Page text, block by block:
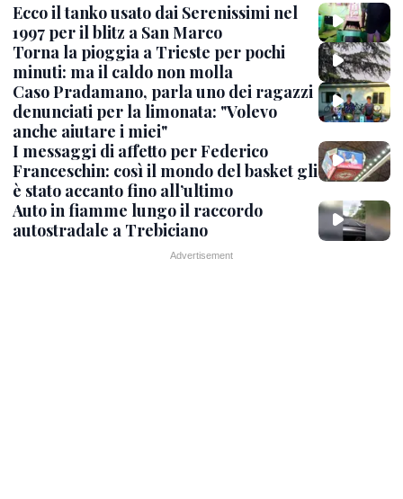
Ecco il tanko usato dai Serenissimi nel
1997 per il blitz a San Marco
Torna la pioggia a Trieste per pochi
minuti: ma il caldo non molla
Caso Pradamano, parla uno dei ragazzi
denunciati per la limonata: "Volevo
anche aiutare i miei"
I messaggi di affetto per Federico
Franceschin: così il mondo del basket gli
è stato accanto fino all’ultimo
Auto in fiamme lungo il raccordo
autostradale a Trebiciano